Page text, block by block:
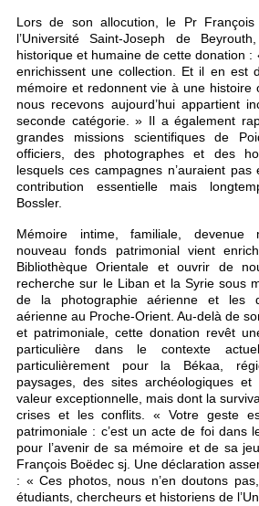
Lors de son allocution, le Pr
l’Université Saint-Joseph de
historique et humaine de cette donation :
enrichissent une collection. Et il en est
mémoire et redonnent vie à une histoire
nous recevons aujourd’hui appartient
seconde catégorie. » Il a également
grandes missions scientifiques de
officiers, des photographes et des
lesquels ces campagnes n’auraient
contribution essentielle mais
Bossler.
Mémoire intime, familiale, devenue
nouveau fonds patrimonial vient
Bibliothèque Orientale et ouvrir de
recherche sur le Liban et la Syrie sous
de la photographie aérienne et les
aérienne au Proche-Orient. Au-delà de
et patrimoniale, cette donation revêt
particulière dans le contexte
particulièrement pour la Békaa,
paysages, des sites archéologiques et
valeur exceptionnelle, mais dont la
crises et les conflits. « Votre geste
patrimoniale : c’est un acte de foi dans
pour l’avenir de sa mémoire et de sa
François Boëdec sj. Une déclaration
: « Ces photos, nous n’en doutons
étudiants, chercheurs et historiens de